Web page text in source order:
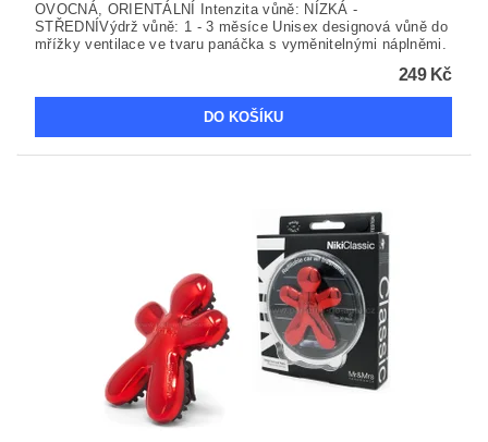
OVOCNÁ, ORIENTÁLNÍ Intenzita vůně: NÍZKÁ -
STŘEDNÍVýdrž vůně: 1 - 3 měsíce Unisex designová vůně do
mřížky ventilace ve tvaru panáčka s vyměnitelnými náplněmi.
249 Kč